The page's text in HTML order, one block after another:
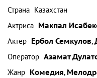
Страна
Казахстан
Актриса
Макпал
Актер
Ербол Семкулов,
Оператор Азамат
Жанр
Комедия,